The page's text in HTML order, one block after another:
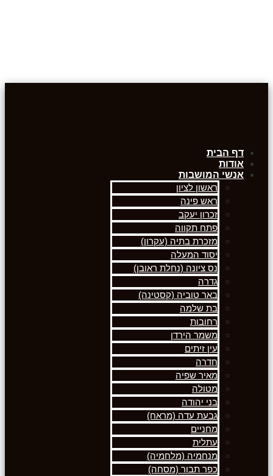
דף הבית
אודות
אנשי המושבות
ראשון לציון
ראש פינה
זכרון יעקב
פתח תקווה
מזכרת בתיה (עקרון)
יסוד המעלה
נס ציונה (נחלת ראובן)
גדרה
באר טוביה (קסטינה)
בת שלמה
רחובות
משמר הירדן
עין זיתים
חדרה
מאיר שפיה
מטולה
בני יהודה
גבעת עדה (מראח)
מחניים
עתלית
מנחמיה (מלחמיה)
כפר תבור (מסחה)